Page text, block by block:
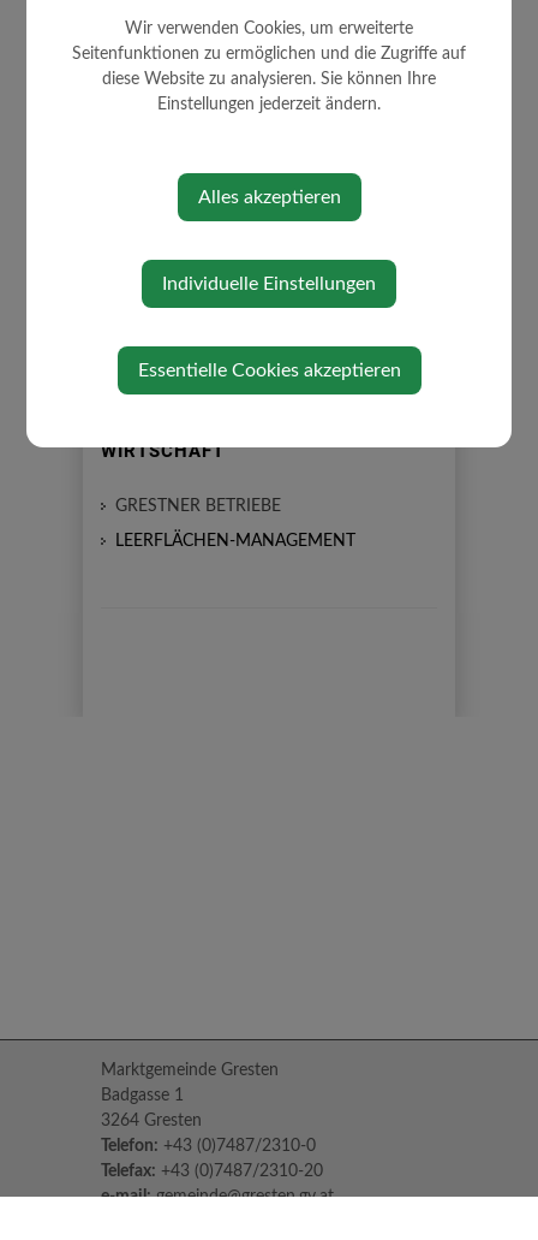
WIRTSCHAFT
GRESTNER BETRIEBE
LEERFLÄCHEN-MANAGEMENT
Marktgemeinde Gresten
Badgasse 1
3264 Gresten
Telefon: +43 (0)7487/2310-0
Telefax: +43 (0)7487/2310-20
e-mail: gemeinde@gresten.gv.at
Wir verwenden Cookies, um erweiterte
Seitenfunktionen zu ermöglichen und die Zugriffe auf
diese Website zu analysieren. Sie können Ihre
Einstellungen jederzeit ändern.
Alles akzeptieren
Individuelle Einstellungen
Essentielle Cookies akzeptieren